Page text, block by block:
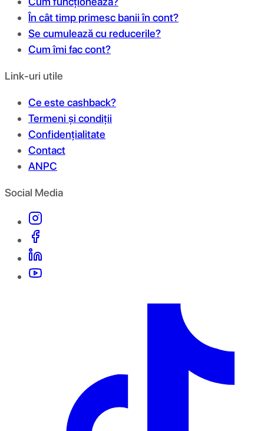
În cât timp primesc banii în cont?
Se cumulează cu reducerile?
Cum îmi fac cont?
Link-uri utile
Ce este cashback?
Termeni și condiții
Confidențialitate
Contact
ANPC
Social Media